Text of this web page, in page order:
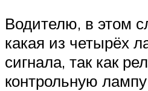
Водителю, в этом
какая из четырёх
сигнала, так как
контрольную